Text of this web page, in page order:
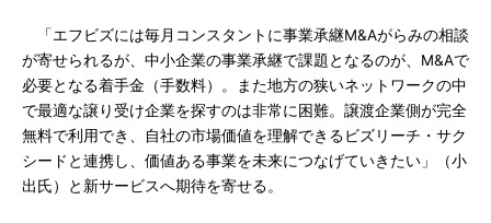
「エフビズには毎月コンスタントに事業承継M&Aがらみの相談
が寄せられるが、中小企業の事業承継で課題となるのが、M&Aで
必要となる着手金（手数料）。また地方の狭いネットワークの中
で最適な譲り受け企業を探すのは非常に困難。譲渡企業側が完全
無料で利用でき、自社の市場価値を理解できるビズリーチ・サク
シードと連携し、価値ある事業を未来につなげていきたい」（小
出氏）と新サービスへ期待を寄せる。